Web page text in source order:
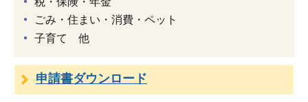
ごみ・住まい・消費・ペット
子育て 他
申請書ダウンロード